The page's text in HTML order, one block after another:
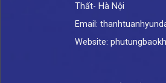
Thất- Hà Nội
Email:
Website: